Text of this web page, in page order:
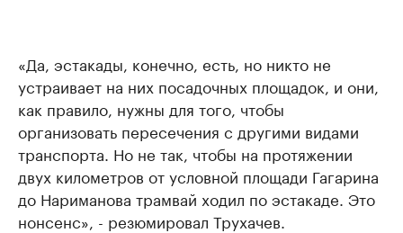
«Да, эстакады, конечно, есть, но никто не
устраивает на них посадочных площадок, и они,
как правило, нужны для того, чтобы
организовать пересечения с другими видами
транспорта. Но не так, чтобы на протяжении
двух километров от условной площади Гагарина
до Нариманова трамвай ходил по эстакаде. Это
нонсенс», - резюмировал Трухачев.